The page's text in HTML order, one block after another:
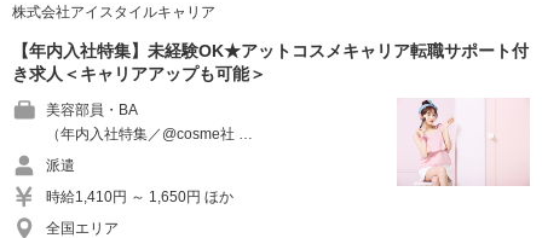
株式会社アイスタイルキャリア
【年内入社特集】未経験OK★アットコスメキャリア転職サポート付
き求人＜キャリアアップも可能＞
美容部員・BA
（年内入社特集／@cosme社 …
派遣
時給1,410円 ～ 1,650円 ほか
全国エリア